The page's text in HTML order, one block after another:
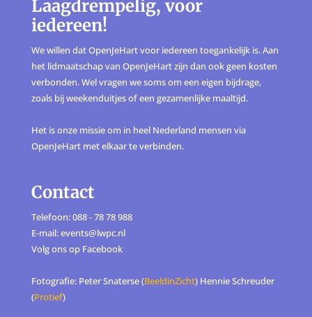
Laagdrempelig, voor
iedereen!
We willen dat OpenJeHart voor iedereen toegankelijk is. Aan
het lidmaatschap van OpenJeHart zijn dan ook geen kosten
verbonden. Wel vragen we soms om een eigen bijdrage,
zoals bij weekenduitjes of een gezamenlijke maaltijd.
Het is onze missie om in heel Nederland mensen via
OpenJeHart met elkaar te verbinden.
Contact
Telefoon: 088 - 78 78 988
E-mail: events@lwpc.nl
Volg ons op Facebook
Fotografie: Peter Snaterse (BeeldinZicht) Hennie Schreuder
(Protief)